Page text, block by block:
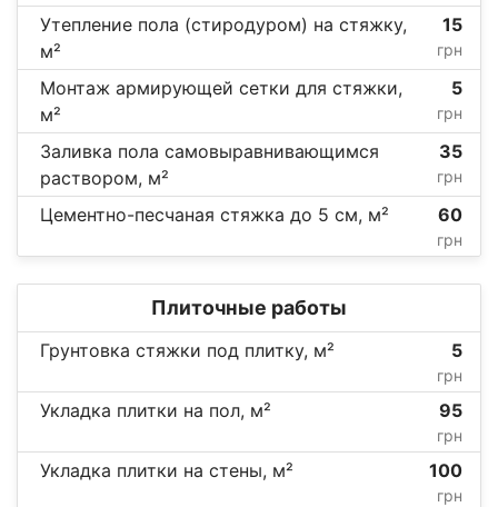
Утепление пола (стиродуром) на стяжку,
м²
15
грн
Монтаж армирующей сетки для стяжки,
м²
5
грн
Заливка пола самовыравнивающимся
раствором, м²
35
грн
Цементно-песчаная стяжка до 5 см, м² 60
грн
Плиточные работы
Грунтовка стяжки под плитку, м² 5
грн
Укладка плитки на пол, м² 95
грн
Укладка плитки на стены, м² 100
грн